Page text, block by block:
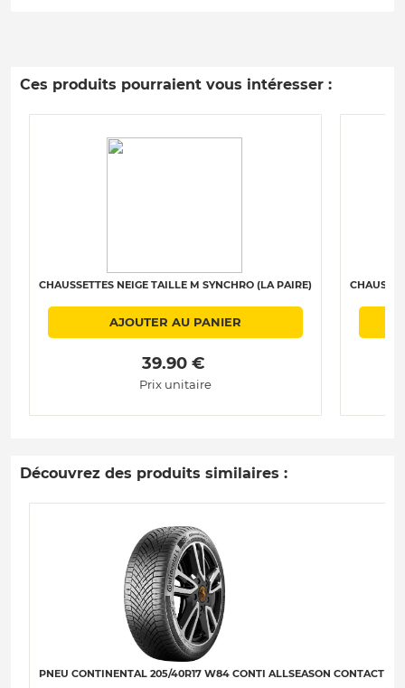
Ces produits pourraient vous intéresser :
CHAUSSETTES NEIGE TAILLE M SYNCHRO (LA PAIRE)
AJOUTER AU PANIER
39.90 €
Prix unitaire
Découvrez des produits similaires :
PNEU CONTINENTAL 205/40R17 W84 CONTI ALLSEASON CONTACT 2